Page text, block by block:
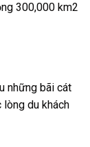
300,000 km2
những bãi cát
du khách